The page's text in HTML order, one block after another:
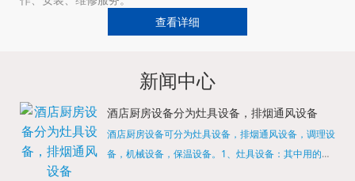
查看详细
新闻中心
酒店厨房设备分为灶具设备，排烟通风设备
酒店厨房设备可分为灶具设备，排烟通风设备，调理设
备，机械设备，保温设备。1、灶具设备：其中用的较